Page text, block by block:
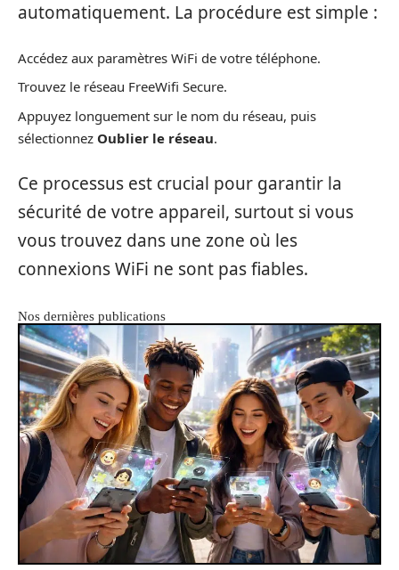
automatiquement. La procédure est simple :
Accédez aux paramètres WiFi de votre téléphone.
Trouvez le réseau FreeWifi Secure.
Appuyez longuement sur le nom du réseau, puis
sélectionnez Oublier le réseau.
Ce processus est crucial pour garantir la
sécurité de votre appareil, surtout si vous
vous trouvez dans une zone où les
connexions WiFi ne sont pas fiables.
Nos dernières publications